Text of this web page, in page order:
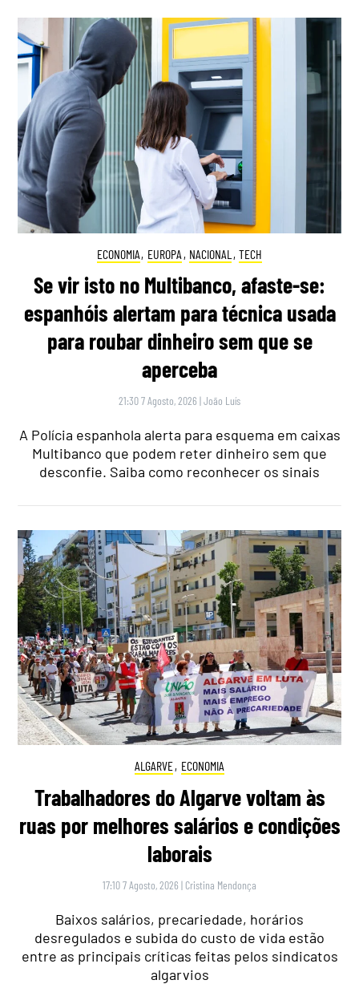
ECONOMIA, EUROPA , NACIONAL , TECH
Se vir isto no Multibanco, afaste-se:
espanhóis alertam para técnica usada
para roubar dinheiro sem que se
aperceba
21:30 7 Agosto, 2026 |João Luís
A Polícia espanhola alerta para esquema em caixas
Multibanco que podem reter dinheiro sem que
desconfie. Saiba como reconhecer os sinais
ALGARVE, ECONOMIA
Trabalhadores do Algarve voltam às
ruas por melhores salários e condições
laborais
17:10 7 Agosto, 2026 | Cristina Mendonça
Baixos salários, precariedade, horários
desregulados e subida do custo de vida estão
entre as principais críticas feitas pelos sindicatos
algarvios